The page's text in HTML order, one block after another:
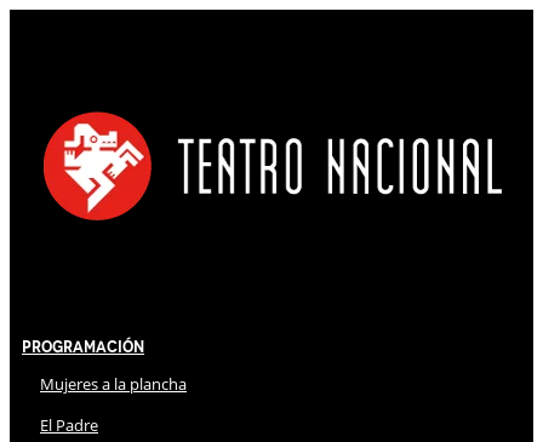
Programación
Mujeres a la plancha
El Padre